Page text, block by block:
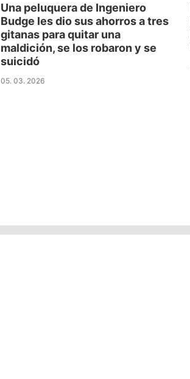
Una peluquera de Ingeniero
Budge les dio sus ahorros a tres
gitanas para quitar una
maldición, se los robaron y se
suicidó
05. 03. 2026